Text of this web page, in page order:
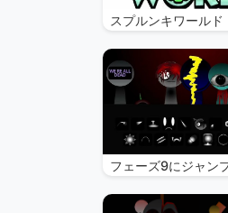
スプルンキワールド
フェーズ9にジャン